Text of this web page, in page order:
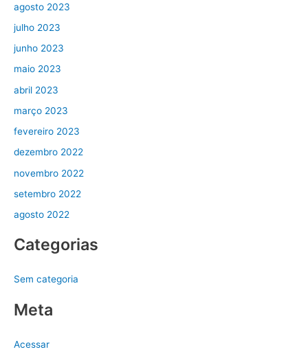
agosto 2023
julho 2023
junho 2023
maio 2023
abril 2023
março 2023
fevereiro 2023
dezembro 2022
novembro 2022
setembro 2022
agosto 2022
Categorias
Sem categoria
Meta
Acessar